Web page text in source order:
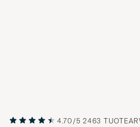
4.70/5 2463